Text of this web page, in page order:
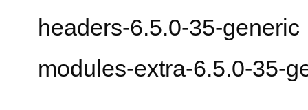
headers-6.5.0-35-
modules-extra-6.5.0-35-